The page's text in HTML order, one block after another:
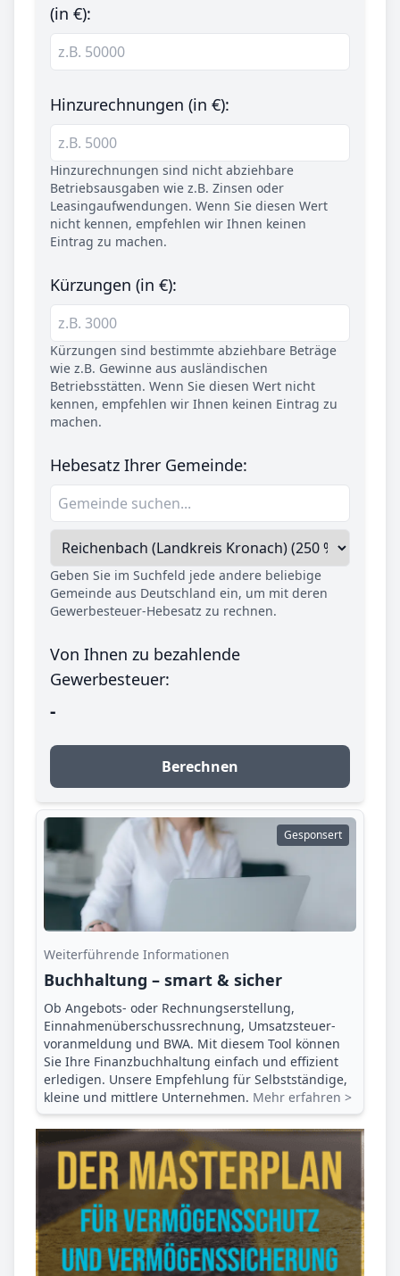
(in €):
Hinzurechnungen (in €):
Hinzurechnungen sind nicht abziehbare
Betriebsausgaben wie z.B. Zinsen oder
Leasingaufwendungen. Wenn Sie diesen Wert
nicht kennen, empfehlen wir Ihnen keinen
Eintrag zu machen.
Kürzungen (in €):
Kürzungen sind bestimmte abziehbare Beträge
wie z.B. Gewinne aus ausländischen
Betriebsstätten. Wenn Sie diesen Wert nicht
kennen, empfehlen wir Ihnen keinen Eintrag zu
machen.
Hebesatz Ihrer Gemeinde:
Geben Sie im Suchfeld jede andere beliebige
Gemeinde aus Deutschland ein, um mit deren
Gewerbesteuer-Hebesatz zu rechnen.
Von Ihnen zu bezahlende
Gewerbesteuer:
-
Berechnen
Gesponsert
Weiterführende Informationen
Buchhaltung – smart & sicher
Ob Angebots- oder Rechnungserstellung,
Einnahmenüberschuss­rechnung, Umsatzsteuer­
voranmeldung und BWA. Mit diesem Tool können
Sie Ihre Finanz­buchhaltung einfach und effizient
erledigen. Unsere Empfehlung für Selbstständige,
kleine und mittlere Unternehmen. Mehr erfahren >